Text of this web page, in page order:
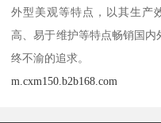
外型美观等特点，以其生产
高、易于维护等特点畅销国内
终不渝的追求。
m.cxm150.b2b168.com